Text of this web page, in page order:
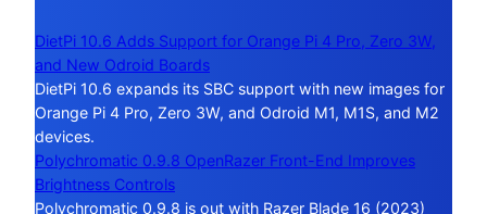
DietPi 10.6 Adds Support for Orange Pi 4 Pro, Zero 3W,
and New Odroid Boards
DietPi 10.6 expands its SBC support with new images for
Orange Pi 4 Pro, Zero 3W, and Odroid M1, M1S, and M2
devices.
Polychromatic 0.9.8 OpenRazer Front-End Improves
Brightness Controls
Polychromatic 0.9.8 is out with Razer Blade 16 (2023)